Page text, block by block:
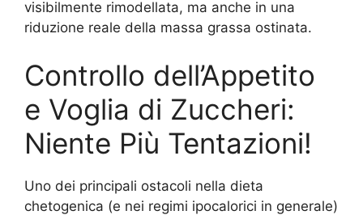
visibilmente rimodellata, ma anche in una
riduzione reale della massa grassa ostinata.
Controllo dell’Appetito
e Voglia di Zuccheri:
Niente Più Tentazioni!
Uno dei principali ostacoli nella dieta
chetogenica (e nei regimi ipocalorici in generale)